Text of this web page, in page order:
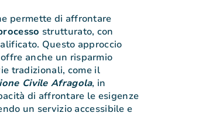
permette di affrontare
strutturato, con
Questo approccio
offre anche un risparmio
tradizionali, come il
Civile Afragola, in
di affrontare le esigenze
un servizio accessibile e